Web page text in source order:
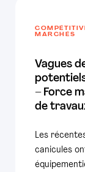
MARCHÉS
Vagues
– Force
de
Les
canicules